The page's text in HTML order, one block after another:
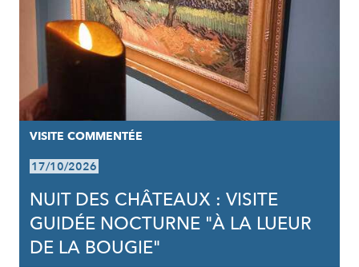
VISITE COMMENTÉE
17/10/2026
NUIT DES CHÂTEAUX : VISITE
GUIDÉE NOCTURNE "À LA LUEUR
DE LA BOUGIE"